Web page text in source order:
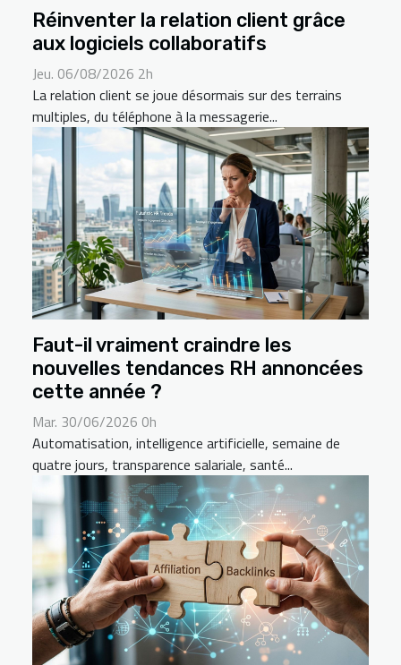
Réinventer la relation client grâce
aux logiciels collaboratifs
Jeu. 06/08/2026 2h
La relation client se joue désormais sur des terrains
multiples, du téléphone à la messagerie...
Faut-il vraiment craindre les
nouvelles tendances RH annoncées
cette année ?
Mar. 30/06/2026 0h
Automatisation, intelligence artificielle, semaine de
quatre jours, transparence salariale, santé...